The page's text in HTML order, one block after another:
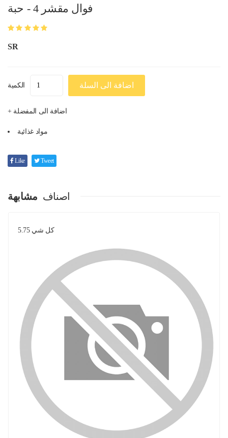
فوال مقشر 4 - حبة
SR
الكمية اضافة الى السلة
+ اضافة الى المفضلة
مواد غذائية
Like Tweet
اصناف مشابهة
كل شي 5.75